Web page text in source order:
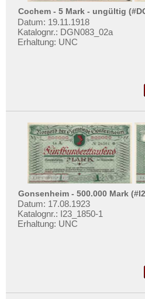
Orte mit X...
Orte mit Z...
Privatsphäre und
Widerrufsbelehrung
Liefer- und Versandkosten
Cochem - 5 Mark - ungültig
Datum: 19.11.1918
Katalognr.: DGN083_02a
Erhaltung: UNC
Gonsenheim - 500.000 Mark
Datum: 17.08.1923
Katalognr.: I23_1850-1
Erhaltung: UNC